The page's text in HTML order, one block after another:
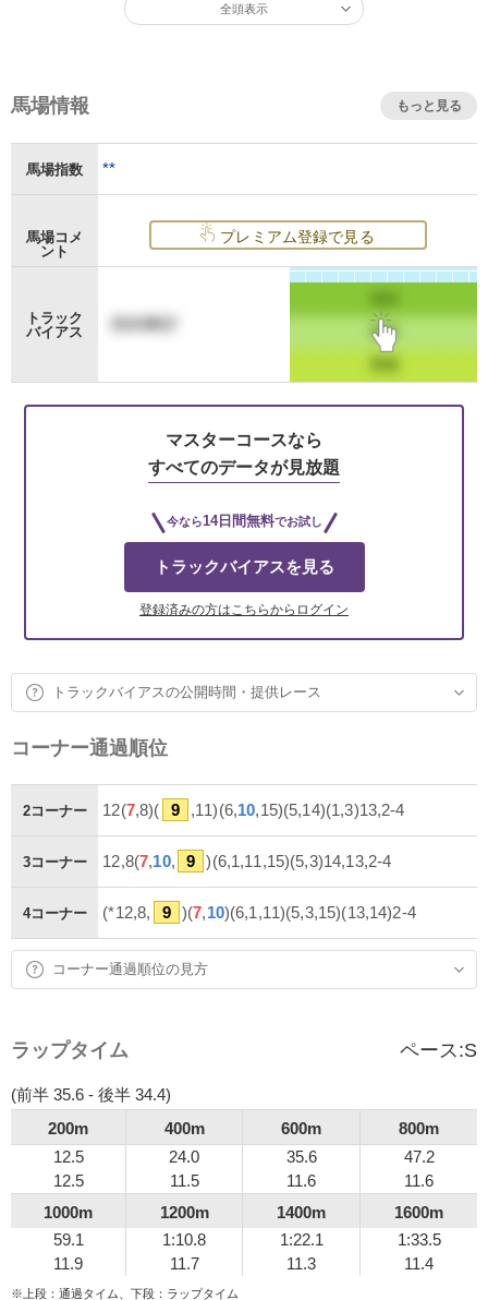
全頭表示
馬場情報 もっと見る
馬場指数 **
馬場コメ
ント
プレミアム登録で見る
トラック
バイアス
マスターコースなら
すべてのデータが見放題
今なら14日間無料でお試し
トラックバイアスを見る
登録済みの方はこちらからログイン
トラックバイアスの公開時間・提供レース
コーナー通過順位
2コーナー 12(7,8)( 9 ,11)(6,10,15)(5,14)(1,3)13,2-4
3コーナー 12,8(7,10, 9 )(6,1,11,15)(5,3)14,13,2-4
4コーナー (*12,8, 9 )(7,10)(6,1,11)(5,3,15)(13,14)2-4
コーナー通過順位の見方
ラップタイム ペース:S
(前半 35.6 - 後半 34.4)
200m
400m 600m
800m
12.5
12.5
24.0
11.5
35.6
11.6
47.2
11.6
1000m
1200m 1400m
1600m
59.1
11.9
1:10.8
11.7
1:22.1
11.3
1:33.5
11.4
※上段：通過タイム、下段：ラップタイム